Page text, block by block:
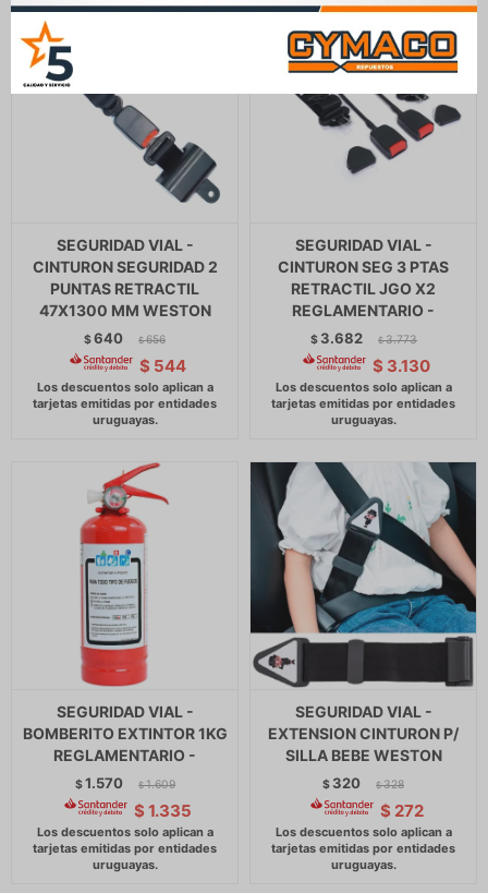
SEGURIDAD VIAL -
CINTURON SEGURIDAD 2
PUNTAS RETRACTIL
47X1300 MM WESTON
$640 $ 656
$ 544
SEGURIDAD VIAL -
CINTURON SEG 3 PTAS
RETRACTIL JGO X2
REGLAMENTARIO -
$ 3.682 $ 3.773
$ 3.130
SEGURIDAD VIAL -
BOMBERITO EXTINTOR 1KG
REGLAMENTARIO -
$1.570 $ 1.609
$ 1.335
SEGURIDAD VIAL -
EXTENSION CINTURON P/
SILLA BEBE WESTON
$ 320 $ 328
$ 272